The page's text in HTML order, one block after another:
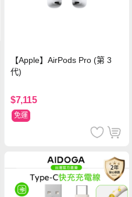
【Apple】AirPods Pro (第 3
代)
$7,115
免運